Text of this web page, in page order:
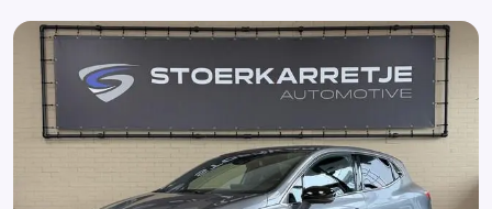
Airbag passagier
Alarm klasse 1(startblokkering)
Anti Blokkeer Systeem
Anti doorSlip Regeling
Autonomous Emergency Braking
Bandenspanningscontrolesysteem